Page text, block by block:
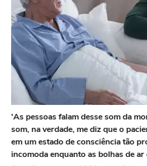
'As pessoas falam desse som da
som, na verdade, me diz que o
em um estado de consciência tão
incomoda enquanto as bolhas de